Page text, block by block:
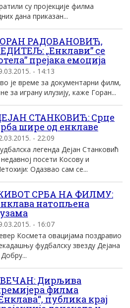
су пројекције филма
дана приказан...
РАДОВАНОВИЋ,
„Енклави” се
прејака емоција
- 14:13
је време за документарни филм,
за играну илузију, каже Горан...
СТАНКОВИЋ: Срце
шире од енклаве
- 22:09
легенда Дејан Станковић
посети Косову и
Одазвао сам се...
СРБА НА ФИЛМУ:
натопљена
- 16:07
Космета овацијама поздравио
фудбалску звезду Дејана
Дирљива
филма
публика крај